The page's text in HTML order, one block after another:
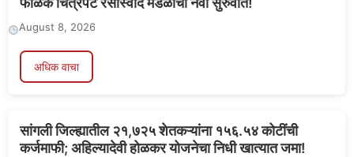
August 8, 2026
अधिक वाचा
सांगली जिल्ह्यातील २१,७२५ शेतकऱ्यांना १५६.५४ कोटींची
कर्जमाफी; अहिल्यादेवी होळकर योजनेचा निधी खात्यात जमा!